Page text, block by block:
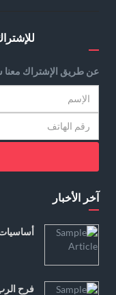
عن طريق الإشتراك معنا
آخر الأخبار
فرح